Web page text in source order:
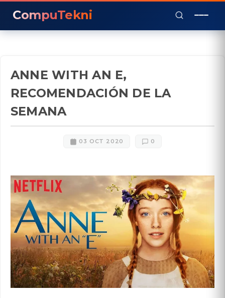
CompuTekni
ANNE WITH AN E,
RECOMENDACIÓN DE LA
SEMANA
03 OCT 2020 0